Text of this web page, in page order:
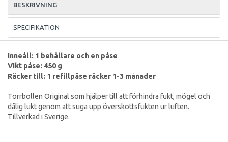
BESKRIVNING
SPECIFIKATION
Inneåll: 1 behållare och en påse
Vikt påse: 450 g
Räcker till: 1 refillpåse räcker 1-3 månader
Torrbollen Original som hjälper till att förhindra fukt, mögel och
dålig lukt genom att suga upp överskottsfukten ur luften.
Tillverkad i Sverige.